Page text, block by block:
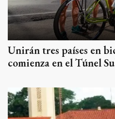
Unirán tres países en
comienza en el Túnel